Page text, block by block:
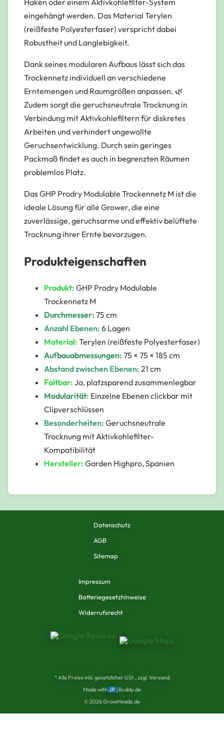
eingehängt werden. Das Material Terylen
(reißfeste Polyesterfaser) verspricht dabei
Robustheit und Langlebigkeit.
Dank seines modularen Aufbaus lässt sich das
Trockennetz individuell an verschiedene
Erntemengen und Raumgrößen anpassen. 🌿
Zudem sorgt die geruchsneutrale Trocknung in
Verbindung mit Aktivkohlefiltern für diskretes
Arbeiten und verhindert ungewollte
Geruchsentwicklung. Durch sein geringes
Packmaß findet es auch in begrenzten Räumen
problemlos Platz.
Das GHP Prodry Modulable Trockennetz M ist die
ideale Lösung für alle Grower, die eine
zuverlässige, geruchsarme und effektiv belüftete
Trocknung ihrer Ernte bevorzugen.
Produkteigenschaften
Produkt: GHP Prodry Modulable
Trockennetz M
Durchmesser: 75 cm
Anzahl Ebenen: 6 Lagen
Material: Terylen (reißfeste Polyesterfaser)
Aufbauabmessungen: 75 × 75 × 185 cm
Abstand zwischen Ebenen: 21 cm
Faltbar: Ja, platzsparend zusammenlegbar
Modularität: Einzelne Ebenen clickbar mit
Clipverschlüssen
Besonderheiten: Geruchsneutrale
Trocknung mit Aktivkohlefilter-
Kompatibilität
Hersteller: Garden Highpro, Spanien
Datenschutz
AGB
Sitemap
Impressum
Batteriegesetzhinweise
Widerrufsrecht
* Alle Preise inkl. gesetzlicher USt., zzgl. Versand
Made with jB jBuddy.de
©2026GrowHeads.de